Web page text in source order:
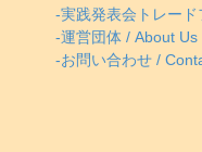
-実践発表会トレー
-運営団体 / About Us
-お問い合わせ /